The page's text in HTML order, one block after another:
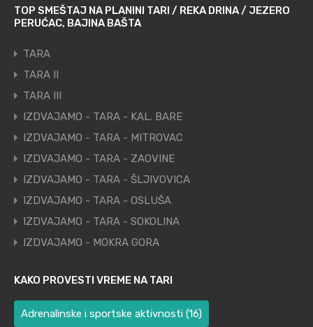
TOP SMEŠTAJ NA PLANINI TARI / REKA DRINA / JEZERO
PERUĆAC, BAJINA BAŠTA
TARA
TARA II
TARA III
IZDVAJAMO - TARA - KAL. BARE
IZDVAJAMO - TARA - MITROVAC
IZDVAJAMO - TARA - ZAOVINE
IZDVAJAMO - TARA - ŠLJIVOVICA
IZDVAJAMO - TARA - OSLUŠA
IZDVAJAMO - TARA - SOKOLINA
IZDVAJAMO - MOKRA GORA
KAKO PROVESTI VREME NA TARI
Adrenalinske i sportske aktivnosti (16)